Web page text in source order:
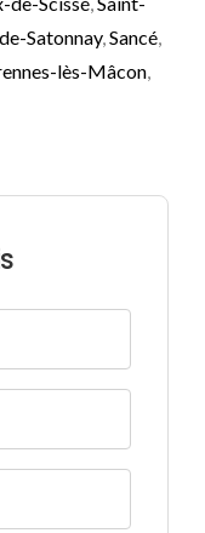
Satonnay, Sancé,
lès-Mâcon,